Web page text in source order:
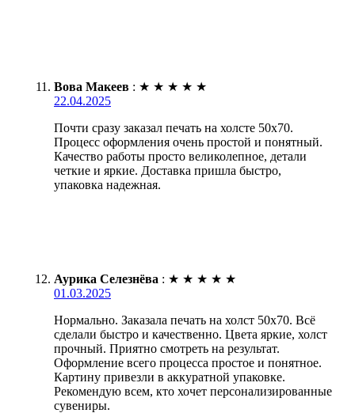
Вова Макеев : ★ ★ ★ ★ ★
22.04.2025
Почти сразу заказал печать на холсте 50х70.
Процесс оформления очень простой и понятный.
Качество работы просто великолепное, детали
четкие и яркие. Доставка пришла быстро,
упаковка надежная.
Аурика Селезнёва : ★ ★ ★ ★ ★
01.03.2025
Нормально. Заказала печать на холст 50х70. Всё
сделали быстро и качественно. Цвета яркие, холст
прочный. Приятно смотреть на результат.
Оформление всего процесса простое и понятное.
Картину привезли в аккуратной упаковке.
Рекомендую всем, кто хочет персонализированные
сувениры.